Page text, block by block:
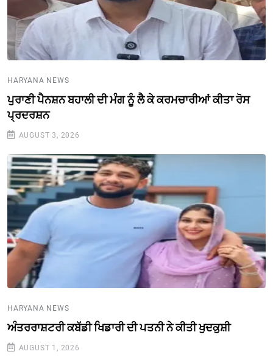
HARYANA NEWS
ਪੁਰਾਣੀ ਪੈਨਸ਼ਨ ਬਹਾਲੀ ਦੀ ਮੰਗ ਨੂੰ ਲੈ ਕੇ ਕਰਮਚਾਰੀਆਂ ਕੀਤਾ ਰੋਸ
ਪ੍ਰਦਰਸ਼ਨ
AUGUST 3, 2026
HARYANA NEWS
ਅੰਤਰਰਾਸ਼ਟਰੀ ਕਬੱਡੀ ਖਿਡਾਰੀ ਦੀ ਪਤਨੀ ਨੇ ਕੀਤੀ ਖੁਦਕੁਸ਼ੀ
AUGUST 1, 2026